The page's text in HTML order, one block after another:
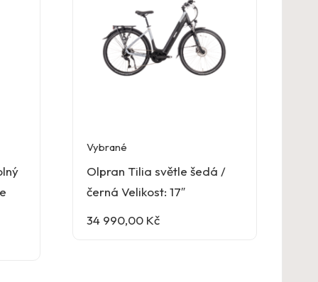
Vybrané
Olpran Tilia světle šedá /
černá Velikost: 17″
34 990,00 Kč